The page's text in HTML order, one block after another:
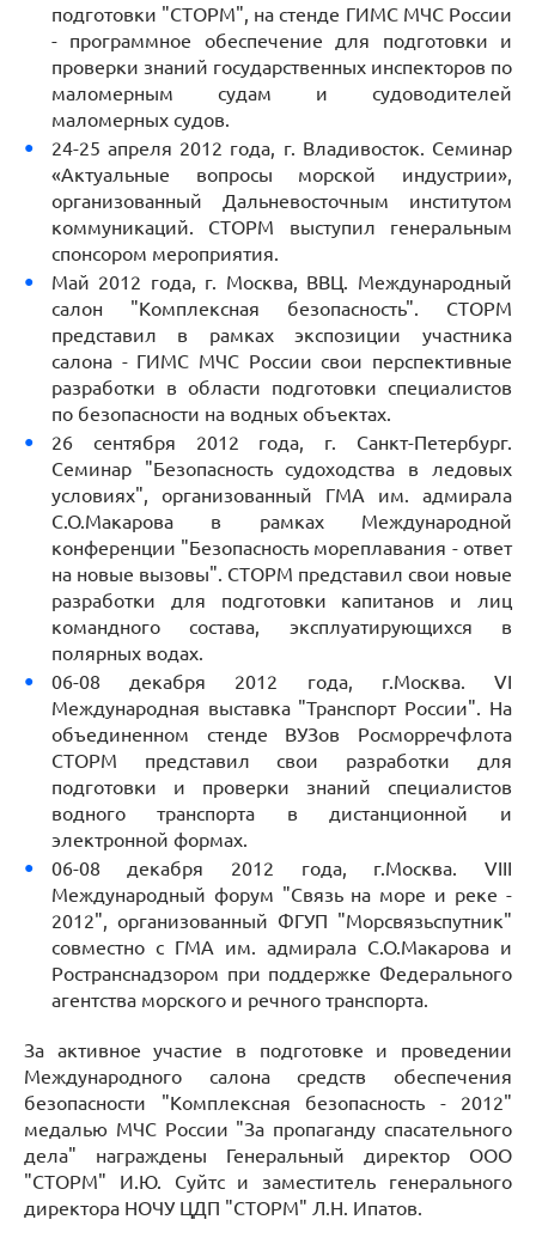
подготовки "СТОРМ", на стенде ГИМС МЧС России
- программное обеспечение для подготовки и
проверки знаний государственных инспекторов по
маломерным судам и судоводителей
маломерных судов.
24-25 апреля 2012 года, г. Владивосток. Семинар
«Актуальные вопросы морской индустрии»,
организованный Дальневосточным институтом
коммуникаций. СТОРМ выступил генеральным
спонсором мероприятия.
Май 2012 года, г. Москва, ВВЦ. Международный
салон "Комплексная безопасность". СТОРМ
представил в рамках экспозиции участника
салона - ГИМС МЧС России свои перспективные
разработки в области подготовки специалистов
по безопасности на водных объектах.
26 сентября 2012 года, г. Санкт-Петербург.
Семинар "Безопасность судоходства в ледовых
условиях", организованный ГМА им. адмирала
С.О.Макарова в рамках Международной
конференции "Безопасность мореплавания - ответ
на новые вызовы". СТОРМ представил свои новые
разработки для подготовки капитанов и лиц
командного состава, эксплуатирующихся в
полярных водах.
06-08 декабря 2012 года, г.Москва. VI
Международная выставка "Транспорт России". На
объединенном стенде ВУЗов Росморречфлота
СТОРМ представил свои разработки для
подготовки и проверки знаний специалистов
водного транспорта в дистанционной и
электронной формах.
06-08 декабря 2012 года, г.Москва. VIII
Международный форум "Связь на море и реке -
2012", организованный ФГУП "Морсвязьспутник"
совместно с ГМА им. адмирала С.О.Макарова и
Ространснадзором при поддержке Федерального
агентства морского и речного транспорта.
За активное участие в подготовке и проведении
Международного салона средств обеспечения
безопасности "Комплексная безопасность - 2012"
медалью МЧС России "За пропаганду спасательного
дела" награждены Генеральный директор ООО
"СТОРМ" И.Ю. Суйтс и заместитель генерального
директора НОЧУ ЦДП "СТОРМ" Л.Н. Ипатов.